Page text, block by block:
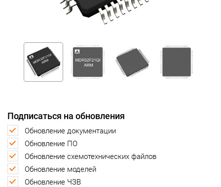
Подписаться на обновления
Обновление документации
Обновление ПО
Обновление схемотехнических файлов
Обновление моделей
Обновление ЧЗВ